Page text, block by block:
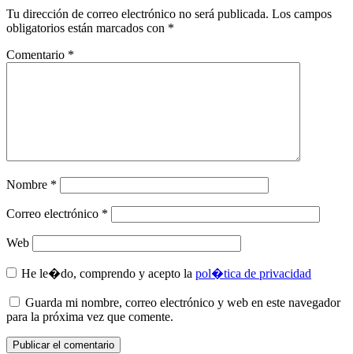
Tu dirección de correo electrónico no será publicada. Los campos
obligatorios están marcados con *
Comentario *
Nombre *
Correo electrónico *
Web
He le�do, comprendo y acepto la pol�tica de privacidad
Guarda mi nombre, correo electrónico y web en este navegador
para la próxima vez que comente.